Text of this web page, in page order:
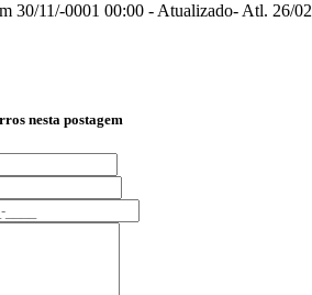
30/11/-0001 00:00 - Atualizado- Atl. 26/
nesta postagem